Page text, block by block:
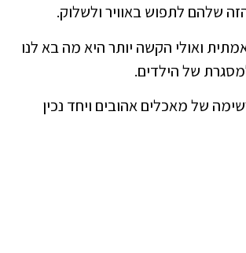
שלהם לתפוש באוויר ולשלוק.
ואולי הקשה יותר היא מה בא לנו
של הילדים.
של מאכלים אהובים ויחד נכין